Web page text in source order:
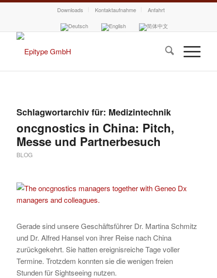
Downloads Kontaktaufnahme Anfahrt
Schlagwortarchiv für: Medizintechnik
oncgnostics in China: Pitch,
Messe und Partnerbesuch
BLOG
Gerade sind unsere Geschäftsführer Dr. Martina Schmitz
und Dr. Alfred Hansel von ihrer Reise nach China
zurückgekehrt. Sie hatten ereignisreiche Tage voller
Termine. Trotzdem konnten sie die wenigen freien
Stunden für Sightseeing nutzen.